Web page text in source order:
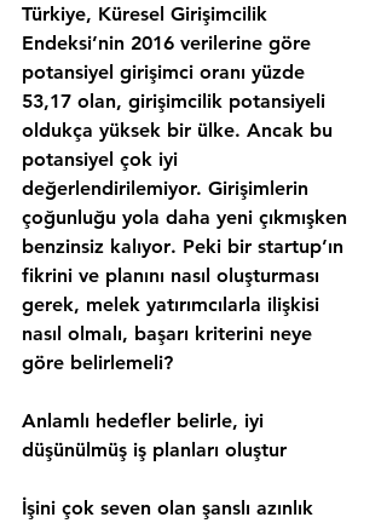
Türkiye, Küresel Girişimcilik
Endeksi’nin 2016 verilerine göre
potansiyel girişimci oranı yüzde
53,17 olan, girişimcilik potansiyeli
oldukça yüksek bir ülke. Ancak bu
potansiyel çok iyi
değerlendirilemiyor. Girişimlerin
çoğunluğu yola daha yeni çıkmışken
benzinsiz kalıyor. Peki bir startup’ın
fikrini ve planını nasıl oluşturması
gerek, melek yatırımcılarla ilişkisi
nasıl olmalı, başarı kriterini neye
göre belirlemeli?
Anlamlı hedefler belirle, iyi
düşünülmüş iş planları oluştur
İşini çok seven olan şanslı azınlık